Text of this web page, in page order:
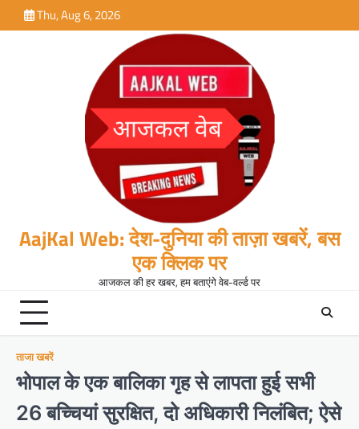
to
Thu, Aug 6, 2026
AajKal Web: देश-दुनिया की ताज़ा खबरें, बस
एक क्लिक पर
आजकल की हर खबर, हम बताएंगे वेब-वर्ल्ड पर
ताजा खबरें
भोपाल के एक बालिका गृह से लापता हुई सभी
26 बच्चियां सुरक्षित, दो अधिकारी निलंबित; ऐसे